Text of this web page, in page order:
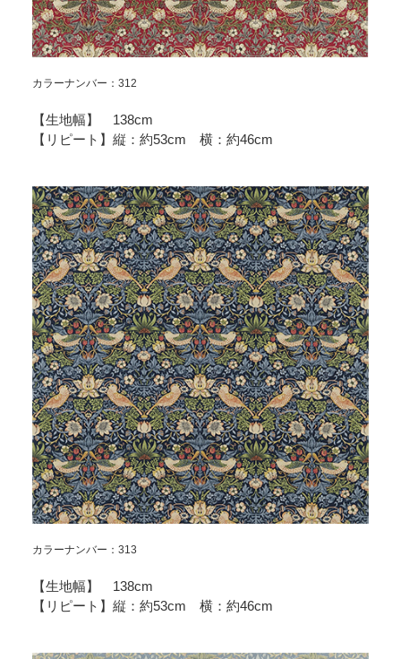
カラーナンバー：312
【生地幅】 138cm
【リピート】縦：約53cm 横：約46cm
カラーナンバー：313
【生地幅】 138cm
【リピート】縦：約53cm 横：約46cm